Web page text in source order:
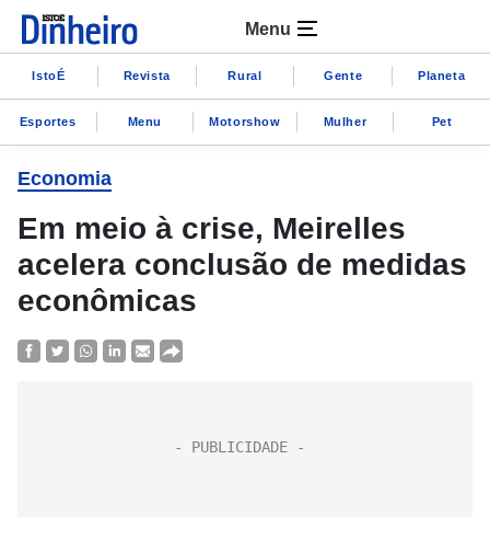
Menu
IstoÉ Revista Rural Gente Planeta
Esportes Menu Motorshow Mulher Pet
Economia
Em meio à crise, Meirelles
acelera conclusão de medidas
econômicas